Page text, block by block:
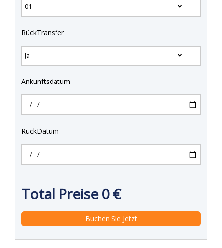
RückTransfer
Ankunftsdatum
RückDatum
Total Preise0 €